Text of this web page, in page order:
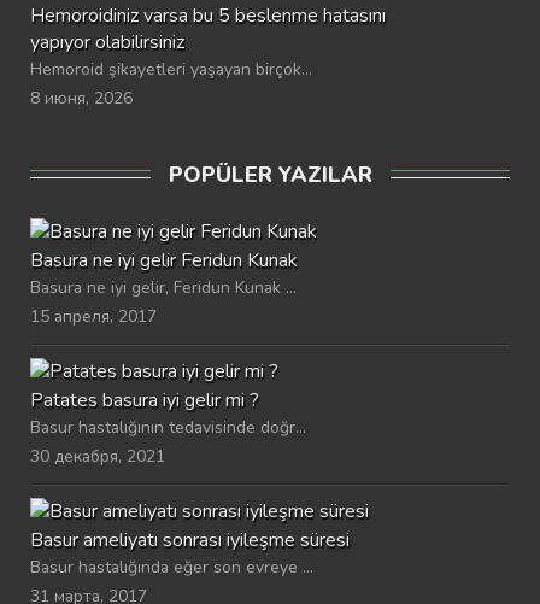
Hemoroidiniz varsa bu 5 beslenme hatasını
yapıyor olabilirsiniz
Hemoroid şikayetleri yaşayan birçok...
8 июня, 2026
POPÜLER YAZILAR
Basura ne iyi gelir Feridun Kunak
Basura ne iyi gelir, Feridun Kunak ...
15 апреля, 2017
Patates basura iyi gelir mi ?
Basur hastalığının tedavisinde doğr...
30 декабря, 2021
Basur ameliyatı sonrası iyileşme süresi
Basur hastalığında eğer son evreye ...
31 марта, 2017